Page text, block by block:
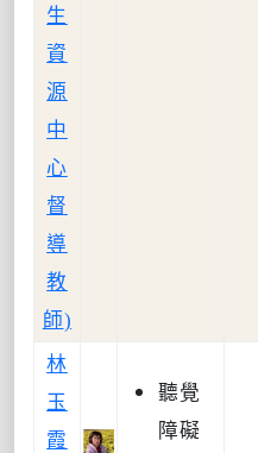
生
資
源
中
心
督
導
教
師)
林
玉
霞
聽覺
障礙